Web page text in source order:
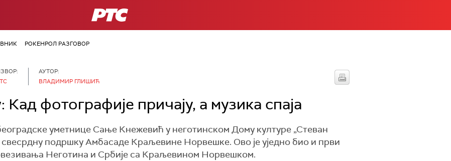
РТС
РОКЕНРОЛ РАЗГОВОР
АУТОР:
ВЛАДИМИР ГЛИШИЋ
фотографије причају, а музика спаја
уметнице Сање Кнежевић у неготинском Дому културе „Стеван
подршку Амбасаде Краљевине Норвешке. Ово је уједно био и први
Неготина и Србије са Краљевином Норвешком.